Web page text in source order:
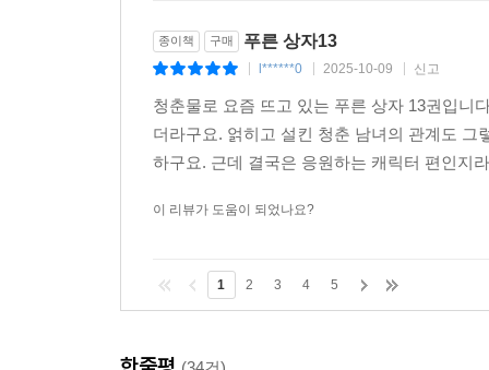
종이책 구매 푸른 상자13
l******0 2025-10-09 신고
청춘물로 요즘 뜨고 있는 푸른 상자 13권입니
더라구요. 얽히고 설킨 청춘 남녀의 관계도
하구요. 근데 결국은 응원하는 캐릭터 편인지
이 리뷰가 도움이 되었나요?
1 2 3 4 5